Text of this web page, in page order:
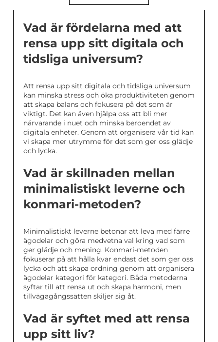
Vad är fördelarna med att
rensa upp sitt digitala och
tidsliga universum?
Att rensa upp sitt digitala och tidsliga universum
kan minska stress och öka produktiviteten genom
att skapa balans och fokusera på det som är
viktigt. Det kan även hjälpa oss att bli mer
närvarande i nuet och minska beroendet av
digitala enheter. Genom att organisera vår tid kan
vi skapa mer utrymme för det som ger oss glädje
och lycka.
Vad är skillnaden mellan
minimalistiskt leverne och
konmari-metoden?
Minimalistiskt leverne betonar att leva med färre
ägodelar och göra medvetna val kring vad som
ger glädje och mening. Konmari-metoden
fokuserar på att hålla kvar endast det som ger oss
lycka och att skapa ordning genom att organisera
ägodelar kategori för kategori. Båda metoderna
syftar till att rensa ut och skapa harmoni, men
tillvägagångssätten skiljer sig åt.
Vad är syftet med att rensa
upp sitt liv?